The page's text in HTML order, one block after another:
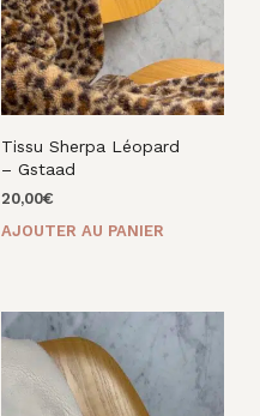
Tissu Sherpa Léopard
– Gstaad
20,00€
AJOUTER AU PANIER